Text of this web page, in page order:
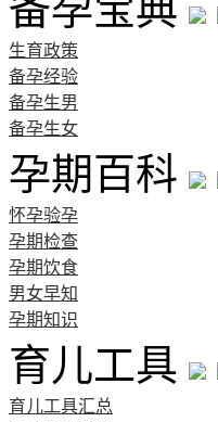
生育政策
备孕经验
备孕生男
备孕生女
孕期百科
怀孕验孕
孕期检查
孕期饮食
男女早知
孕期知识
育儿工具
育儿工具汇总